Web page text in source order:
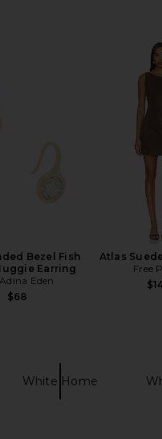
Bezel Fish
Earring
Eden
$68
Atlas
Free
White Home